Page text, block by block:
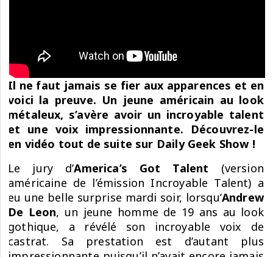
Il ne faut jamais se fier aux apparences et en
voici la preuve. Un jeune américain au look
métaleux, s’avère avoir un incroyable talent
et une voix impressionnante. Découvrez-le
en vidéo tout de suite sur Daily Geek Show !
Le jury d’America’s Got Talent (version
américaine de l’émission Incroyable Talent) a
eu une belle surprise mardi soir, lorsqu’Andrew
De Leon, un jeune homme de 19 ans au look
gothique, a révélé son incroyable voix de
castrat. Sa prestation est d’autant plus